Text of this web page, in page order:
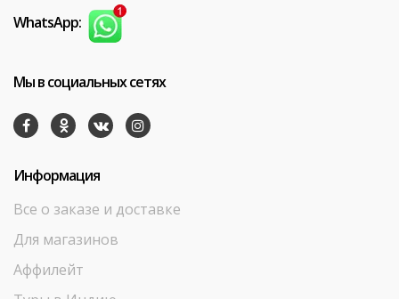
WhatsApp:
Мы в социальных сетях
Информация
Все о заказе и доставке
Для магазинов
Аффилейт